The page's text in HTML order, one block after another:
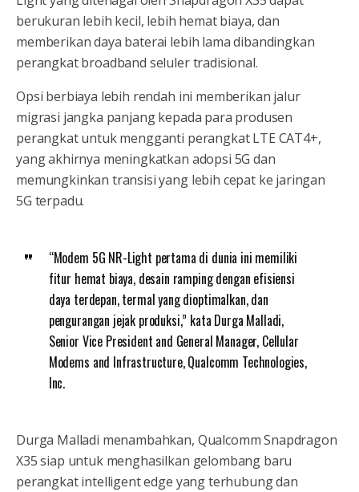
berukuran lebih kecil, lebih hemat biaya, dan
memberikan daya baterai lebih lama dibandingkan
perangkat broadband seluler tradisional.
Opsi berbiaya lebih rendah ini memberikan jalur
migrasi jangka panjang kepada para produsen
perangkat untuk mengganti perangkat LTE CAT4+,
yang akhirnya meningkatkan adopsi 5G dan
memungkinkan transisi yang lebih cepat ke jaringan
5G terpadu.
“Modem 5G NR-Light pertama di dunia ini memiliki
fitur hemat biaya, desain ramping dengan efisiensi
daya terdepan, termal yang dioptimalkan, dan
pengurangan jejak produksi,” kata Durga Malladi,
Senior Vice President and General Manager, Cellular
Modems and Infrastructure, Qualcomm Technologies,
Inc.
Durga Malladi menambahkan, Qualcomm Snapdragon
X35 siap untuk menghasilkan gelombang baru
perangkat intelligent edge yang terhubung dan